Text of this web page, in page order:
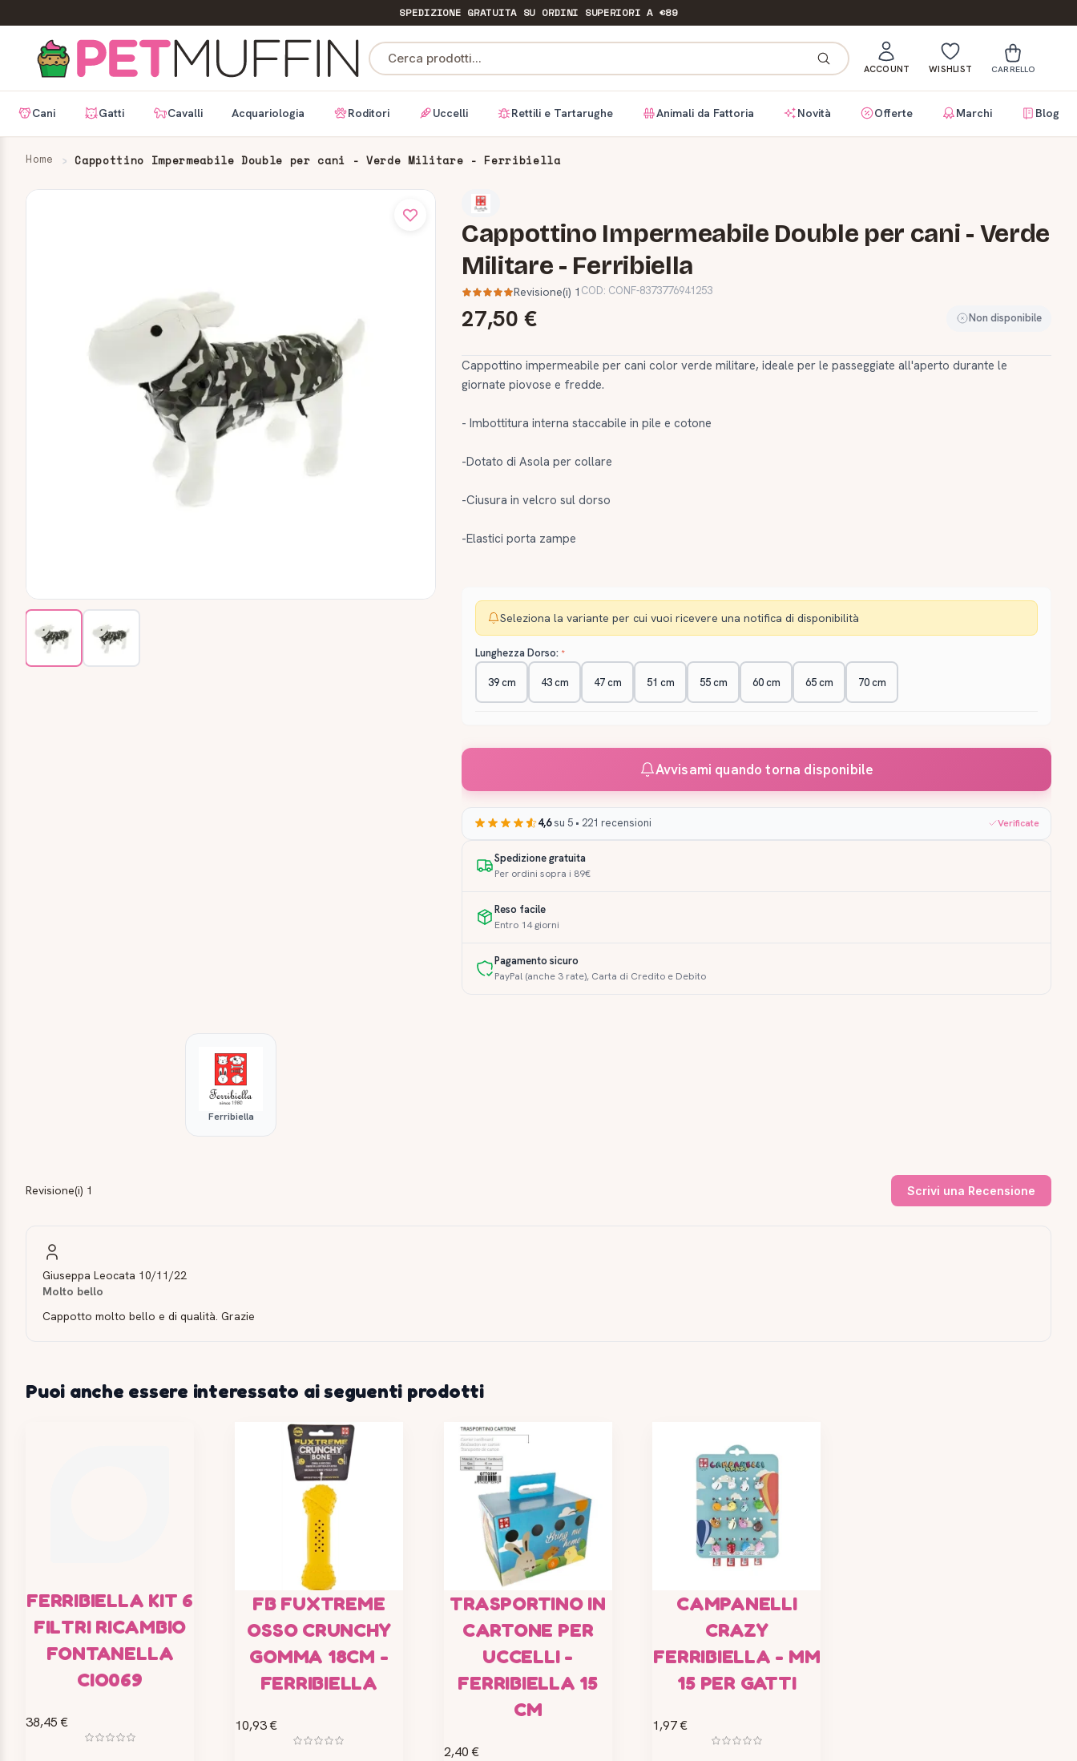
SPEDIZIONE GRATUITASU ORDINI SUPERIORI A €89
Cerca prodotti...
ACCOUNT WISHLIST CARRELLO
Cani Gatti Cavalli Acquariologia Roditori Uccelli Rettili e Tartarughe Animali da Fattoria Novità Offerte Marchi Blog
Home Cappottino Impermeabile Double per cani - Verde Militare - Ferribiella
Cappottino Impermeabile Double per cani - Verde
Militare - Ferribiella
Revisione(i) 1 COD: CONF-8373776941253
27,50 € Non disponibile
Cappottino impermeabile per cani color verde militare, ideale per le passeggiate all'aperto durante le
giornate piovose e fredde.
- Imbottitura interna staccabile in pile e cotone
-Dotato di Asola per collare
-Ciusura in velcro sul dorso
-Elastici porta zampe
Seleziona la variante per cui vuoi ricevere una notifica di disponibilità
Lunghezza Dorso:
39 cm 43 cm 47 cm 51 cm 55 cm 60 cm 65 cm 70 cm
Avvisami quando torna disponibile
4,6su 5 • 221 recensioni Verificate
Spedizione gratuita
Per ordini sopra i 89€
Reso facile
Entro 14 giorni
Pagamento sicuro
PayPal (anche 3 rate), Carta di Credito e Debito
Ferribiella
Revisione(i) 1 Scrivi una Recensione
Giuseppa Leocata 10/11/22
Molto bello
Cappotto molto bello e di qualità. Grazie
Puoi anche essere interessato ai seguenti prodotti
FERRIBIELLA KIT 6
FILTRI RICAMBIO
FONTANELLA
CIO069
38,45 €
FB FUXTREME
OSSO CRUNCHY
GOMMA 18CM -
FERRIBIELLA
10,93 €
TRASPORTINO IN
CARTONE PER
UCCELLI -
FERRIBIELLA 15
CM
2,40 €
CAMPANELLI
CRAZY
FERRIBIELLA - MM
15 PER GATTI
1,97 €